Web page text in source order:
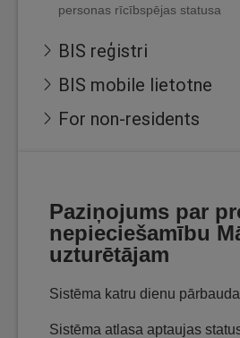
personas rīcībspējas statusa
BIS reģistri
BIS mobile lietotne
For non-residents
Paziņojums par
nepieciešamību
uzturētājam
Sistēma katru dienu
Sistēma atlasa aptaujas